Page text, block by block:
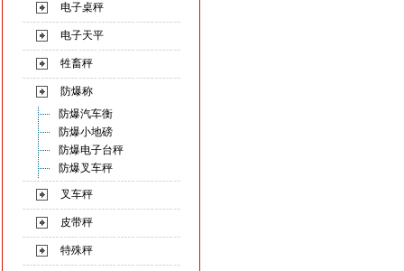
电子桌秤
电子天平
牲畜秤
防爆称
防爆汽车衡
防爆小地磅
防爆电子台秤
防爆叉车秤
叉车秤
皮带秤
特殊秤